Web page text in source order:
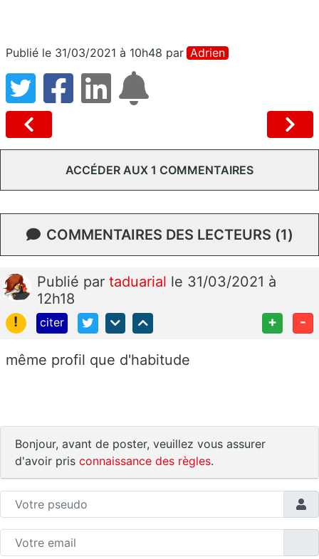
Publié le 31/03/2021 à 10h48 par Adrien
ACCÉDER AUX 1 COMMENTAIRES
COMMENTAIRES DES LECTEURS (1)
Publié par taduarial le 31/03/2021 à
12h18
!
citer + -
même profil que d'habitude
Bonjour, avant de poster, veuillez vous assurer
d'avoir pris connaissance des règles.